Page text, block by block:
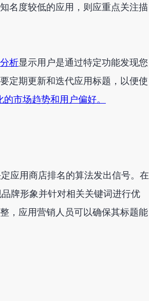
名度较低的应用，则应重点关注描
分析显示用户是通过特定功能发现您
定期更新和迭代应用标题，以便使
市场趋势和用户偏好。
应用商店排名的算法发出信号。在
牌形象并针对相关关键词进行优
，应用营销人员可以确保其标题能